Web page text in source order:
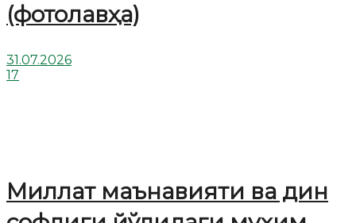
(фотолавҳа)
31.07.2026
17
Миллат маънавияти ва дин